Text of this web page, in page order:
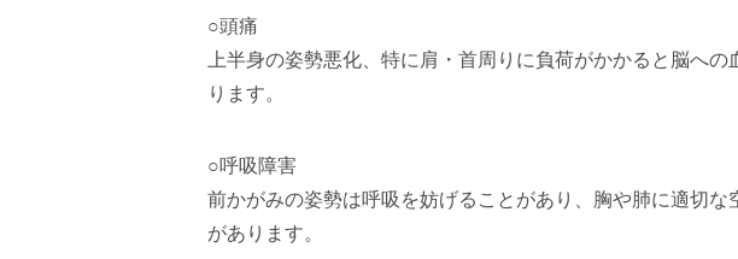
○頭痛
上半身の姿勢悪化、特に肩・首周りに負荷がかかると脳へ
ります。
○呼吸障害
前かがみの姿勢は呼吸を妨げることがあり、胸や肺に適切な
があります。